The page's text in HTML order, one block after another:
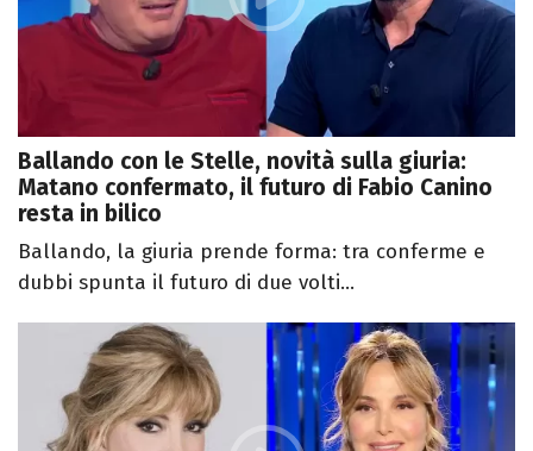
Ballando con le Stelle, novità sulla giuria:
Matano confermato, il futuro di Fabio Canino
resta in bilico
Ballando, la giuria prende forma: tra conferme e
dubbi spunta il futuro di due volti...